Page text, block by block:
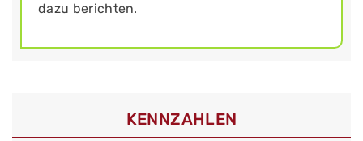
dazu berichten.
KENNZAHLEN